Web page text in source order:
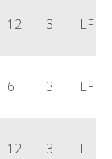
12 3
6 3
12 3